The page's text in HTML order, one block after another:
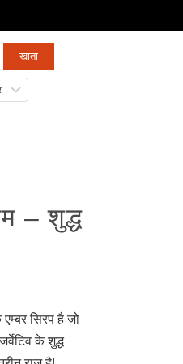
खाता
– शुद्ध
सिरप है जो
के शुद्ध